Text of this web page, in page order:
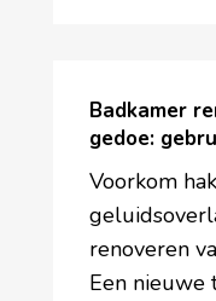
renoveren
zonder
gedoe:
gebruik
renovatieput
Badkamer
gedoe:
Voorkom
renoveren
Een